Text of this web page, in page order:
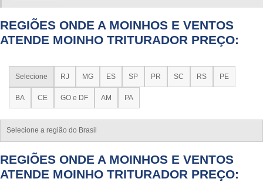
REGIÕES ONDE A MOINHOS E VENTOS
ATENDE MOINHO TRITURADOR PREÇO:
Selecione RJ MG ES SP PR SC RS PE
BA CE GO e DF AM PA
Selecione a região do Brasil
REGIÕES ONDE A MOINHOS E VENTOS
ATENDE MOINHO TRITURADOR PREÇO: